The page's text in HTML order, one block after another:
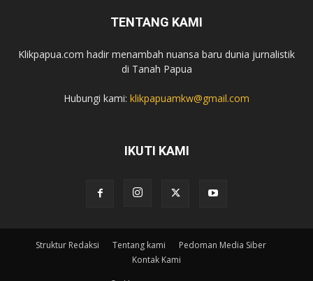
TENTANG KAMI
Klikpapua.com hadir menambah nuansa baru dunia jurnalistik
di Tanah Papua
Hubungi kami: klikpapuamkw@gmail.com
IKUTI KAMI
Struktur Redaksi Tentang kami
Pedoman Media Siber
Kontak Kami